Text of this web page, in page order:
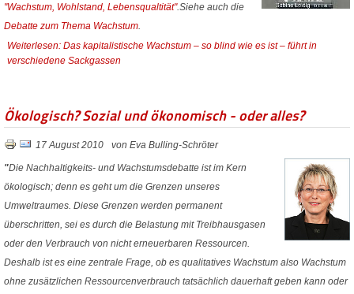
"Wachstum, Wohlstand, Lebensqualtität".Siehe auch die
Debatte zum Thema Wachstum.
Weiterlesen: Das kapitalistische Wachstum – so blind wie es ist – führt in
verschiedene Sackgassen
Ökologisch? Sozial und ökonomisch - oder alles?
17 August 2010 von Eva Bulling-Schröter
"Die Nachhaltigkeits- und Wachstumsdebatte ist im Kern
ökologisch; denn es geht um die Grenzen unseres
Umweltraumes. Diese Grenzen werden permanent
überschritten, sei es durch die Belastung mit Treibhausgasen
oder den Verbrauch von nicht erneuerbaren Ressourcen.
Deshalb ist es eine zentrale Frage, ob es qualitatives Wachstum also Wachstum
ohne zusätzlichen Ressourcenverbrauch tatsächlich dauerhaft geben kann oder